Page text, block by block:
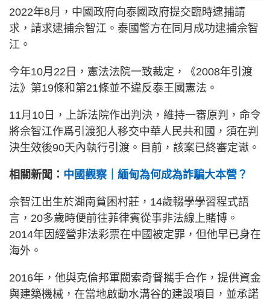
2022年8月，中國政府向泰國政府提交臨時逮捕請
求，請求逮捕佘智江。泰國警方在同月成功逮捕佘智
江。
今年10月22日，憲法法院一致裁定，《2008年引渡
法》第19條和第21條並不違反泰王國憲法。
11月10日，上訴法院作出判決，維持一審原判，命令
將佘智江作爲引渡犯人移交中華人民共和國，須在判
決生效後90天內執行引渡。目前，該案已終審定谳。
相關新聞： 中國觀察｜緬甸為何成為詐騙大本營？
佘智江出生於湖南貧困村莊，14歲輟學學習程式語
言，20多歲時便前往菲律賓從事非法線上賭博。
2014年因經營非法彩票在中國被定罪，但他早已身在
海外。
2016年，他與克倫邦軍閥索奇督攜手合作，提供資金
與建築機械，在當地啟動水溝谷的建設項目，並承諾